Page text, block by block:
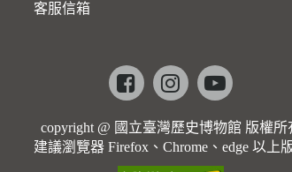
客服信箱
Facebookinstagramyoutube
copyright @ 國立臺灣歷史博物館 版權所
建議瀏覽器 Firefox、Chrome、edge 以上